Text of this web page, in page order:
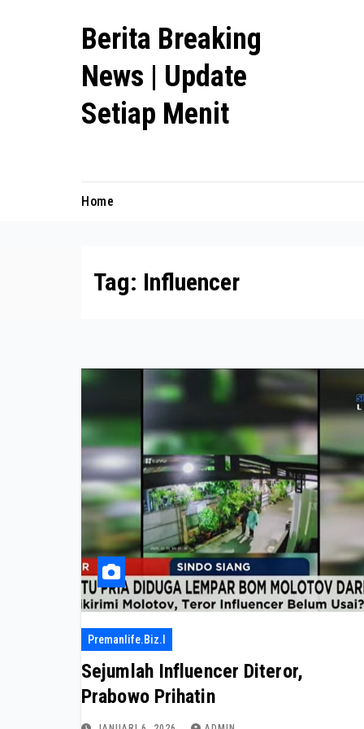
Berita Breaking
News | Update
Setiap Menit
Home
Tag: Influencer
Premanlife.biz.i
Sejumlah Influencer Diteror,
Prabowo Prihatin